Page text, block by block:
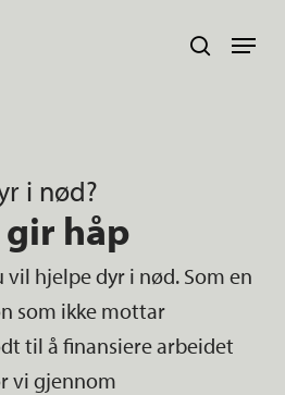
search
i nød?
håp
vil hjelpe dyr i nød. Som en
som ikke mottar
til å finansiere arbeidet
vi gjennom